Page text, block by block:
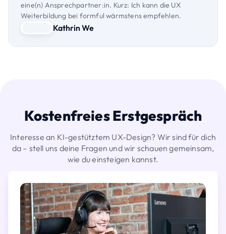
eine(n) Ansprechpartner:in. Kurz: Ich kann die UX
Weiterbildung bei formful wärmstens empfehlen.
Kathrin We
Kostenfreies Erstgespräch
Interesse an KI-gestütztem UX-Design? Wir sind für dich
da – stell uns deine Fragen und wir schauen gemeinsam,
wie du einsteigen kannst.